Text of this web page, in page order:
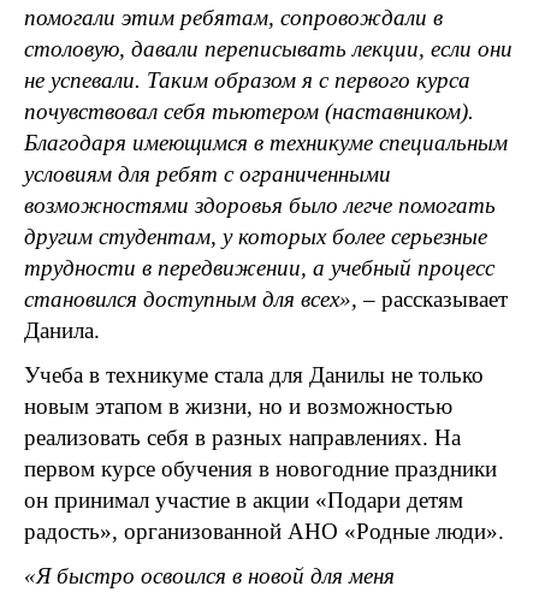
помогали этим ребятам, сопровождали в
столовую, давали переписывать лекции, если они
не успевали. Таким образом я с первого курса
почувствовал себя тьютером (наставником).
Благодаря имеющимся в техникуме специальным
условиям для ребят с ограниченными
возможностями здоровья было легче помогать
другим студентам, у которых более серьезные
трудности в передвижении, а учебный процесс
становился доступным для всех», ­– рассказывает
Данила.
Учеба в техникуме стала для Данилы не только
новым этапом в жизни, но и возможностью
реализовать себя в разных направлениях. На
первом курсе обучения в новогодние праздники
он принимал участие в акции «Подари детям
радость», организованной АНО «Родные люди».
«Я быстро освоился в новой для меня